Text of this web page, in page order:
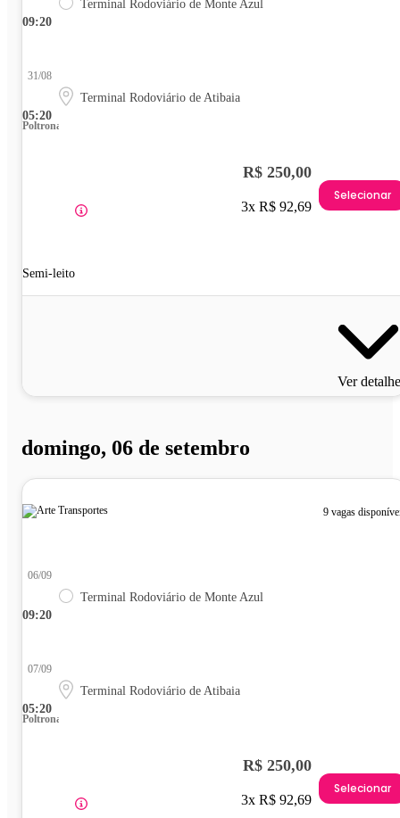
09:20
Terminal Rodoviário de Monte Azul
05:20
31/08
Terminal Rodoviário de Atibaia
Poltrona
Semi-leito
R$ 250,00
3x R$ 92,69
Selecionar
Ver
domingo, 06 de setembro
9 vagas
09:20
06/09
Terminal Rodoviário de Monte Azul
05:20
07/09
Terminal Rodoviário de Atibaia
Poltrona
R$ 250,00
3x R$ 92,69
Selecionar